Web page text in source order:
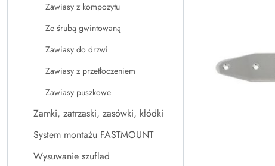
Zawiasy z kompozytu
Ze śrubą gwintowaną
Zawiasy do drzwi
Zawiasy z przetłoczeniem
Zawiasy puszkowe
Zamki, zatrzaski, zasówki, kłódki
System montażu FASTMOUNT
Wysuwanie szuflad